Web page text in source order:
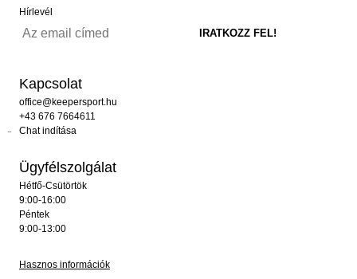
Hírlevél
Kapcsolat
office@keepersport.hu
+43 676 7664611
Chat indítása
Ügyfélszolgálat
Hétfő-Csütörtök
9:00-16:00
Péntek
9:00-13:00
Hasznos információk